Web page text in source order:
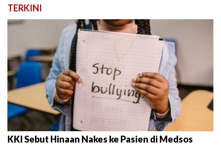
TERKINI
KKI Sebut Hinaan Nakes ke Pasien di Medsos